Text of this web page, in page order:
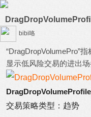
bibi咯
“DragDropVolumePro”
显示低风险交易的进出场
交易策略类型：趋势